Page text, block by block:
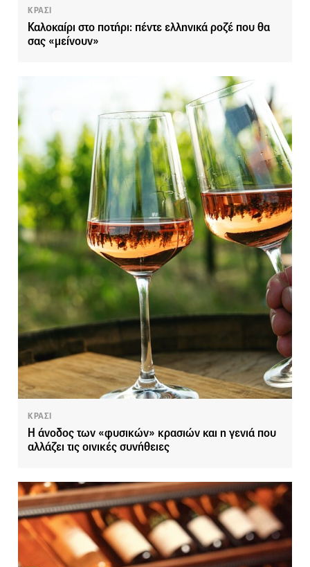
ΚΡΑΣΙ
Καλοκαίρι στο ποτήρι: πέντε ελληνικά ροζέ που θα
σας «μείνουν»
ΚΡΑΣΙ
Η άνοδος των «φυσικών» κρασιών και η γενιά που
αλλάζει τις οινικές συνήθειες